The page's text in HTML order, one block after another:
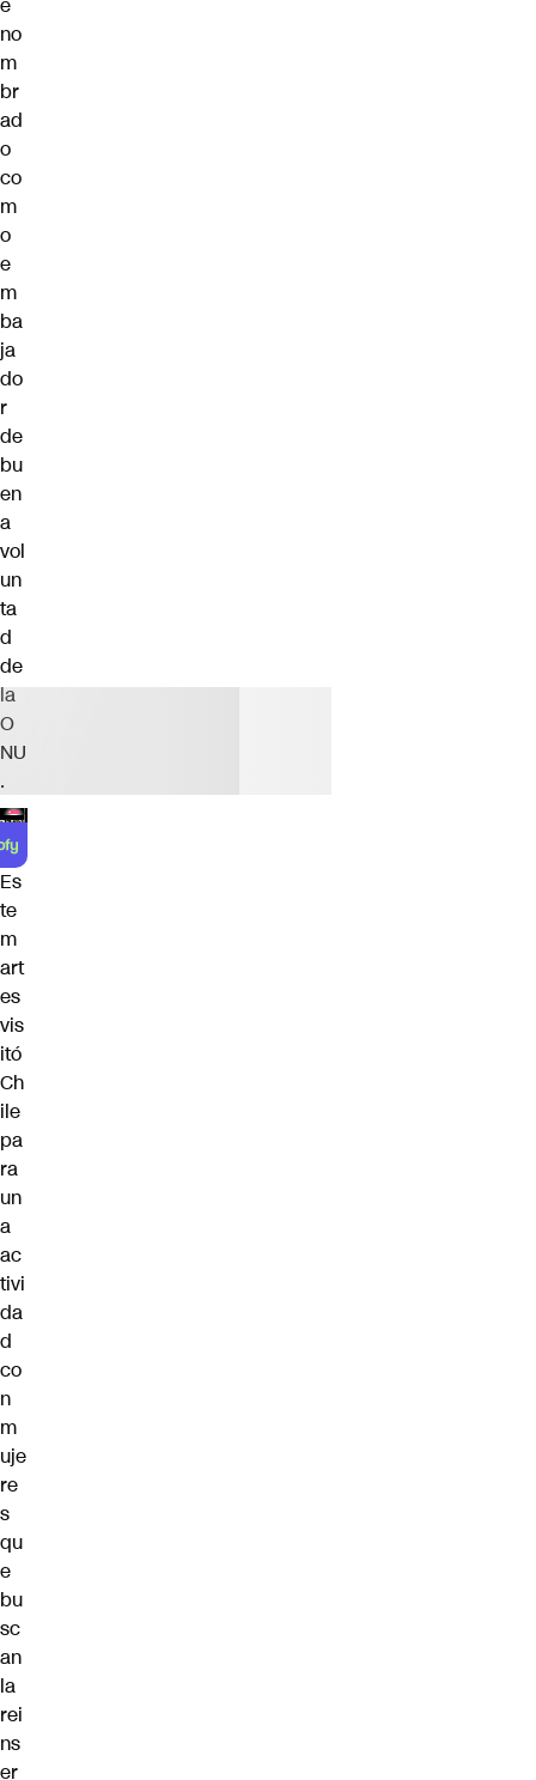
no
m
br
ad
o
co
m
o
e
m
ba
ja
do
r
de
bu
en
a
vol
un
ta
d
de
la
O
NU
.
Es
te
m
art
es
vis
itó
Ch
ile
pa
ra
un
a
ac
tivi
da
d
co
n
m
uje
re
s
qu
e
bu
sc
an
la
rei
ns
er